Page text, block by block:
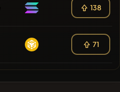
138
71